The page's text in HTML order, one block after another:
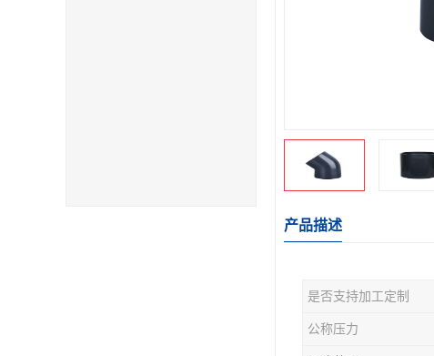
产品描述
是否支持加工定制
公称压力